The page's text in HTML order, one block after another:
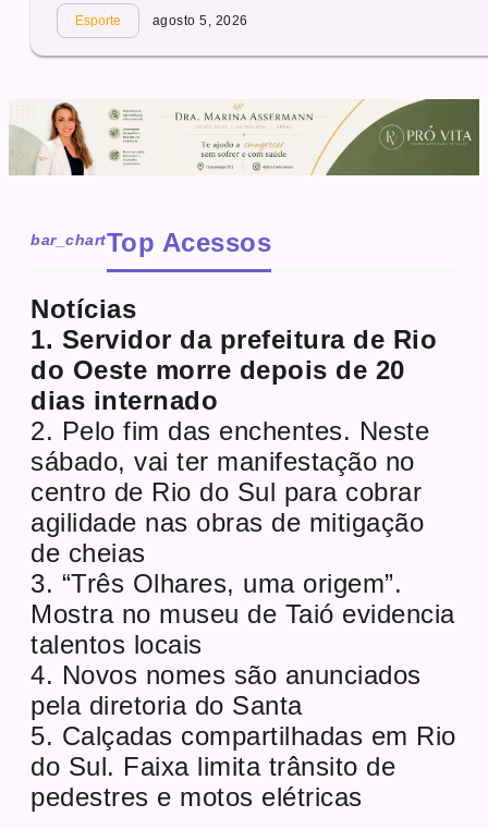
Esporte agosto 5, 2026
bar_chartTop Acessos
Notícias
1. Servidor da prefeitura de Rio
do Oeste morre depois de 20
dias internado
2. Pelo fim das enchentes. Neste
sábado, vai ter manifestação no
centro de Rio do Sul para cobrar
agilidade nas obras de mitigação
de cheias
3. “Três Olhares, uma origem”.
Mostra no museu de Taió evidencia
talentos locais
4. Novos nomes são anunciados
pela diretoria do Santa
5. Calçadas compartilhadas em Rio
do Sul. Faixa limita trânsito de
pedestres e motos elétricas